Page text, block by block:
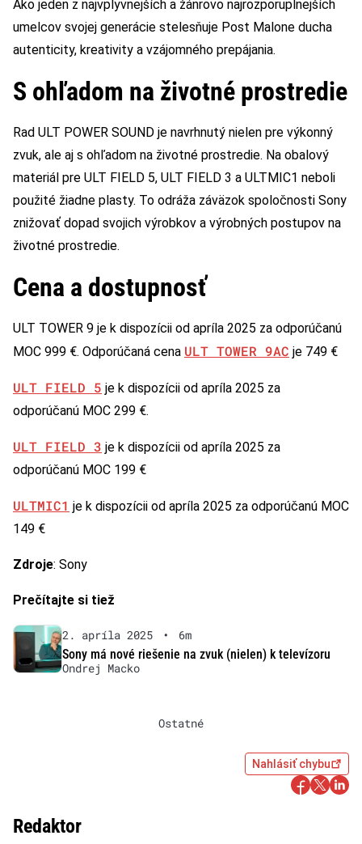
Ako jeden z najvplyvnejších a žánrovo najrozporuplnejších
umelcov svojej generácie stelesňuje Post Malone ducha
autenticity, kreativity a vzájomného prepájania.
S ohľadom na životné prostredie
Rad ULT POWER SOUND je navrhnutý nielen pre výkonný
zvuk, ale aj s ohľadom na životné prostredie. Na obalový
materiál pre ULT FIELD 5, ULT FIELD 3 a ULTMIC1 neboli
použité žiadne plasty. To odráža záväzok spoločnosti Sony
znižovať dopad svojich výrobkov a výrobných postupov na
životné prostredie.
Cena a dostupnosť
ULT TOWER 9 je k dispozícii od apríla 2025 za odporúčanú
MOC 999 €. Odporúčaná cena ULT TOWER 9AC je 749 €
ULT FIELD 5 je k dispozícii od apríla 2025 za
odporúčanú MOC 299 €.
ULT FIELD 3 je k dispozícii od apríla 2025 za
odporúčanú MOC 199 €
ULTMIC1 je k dispozícii od apríla 2025 za odporúčanú MOC
149 €
Zdroje: Sony
Prečítajte si tiež
2. apríla 2025 •
6m
Sony má nové riešenie na zvuk (nielen) k televízoru
Ondrej Macko
Ostatné
Nahlásiť chybu
Redaktor